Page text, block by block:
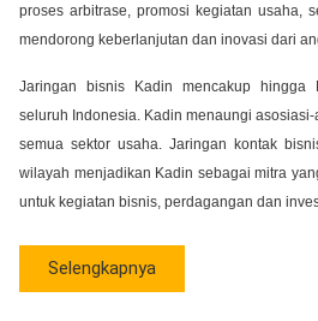
proses arbitrase, promosi kegiatan usaha,
mendorong keberlanjutan dan inovasi dari
Jaringan bisnis Kadin mencakup hingga
seluruh Indonesia. Kadin menaungi
semua sektor usaha. Jaringan kontak
wilayah menjadikan Kadin sebagai mitra
untuk kegiatan bisnis, perdagangan dan
Selengkapnya